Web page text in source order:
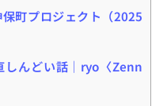
町プロジェクト（2025
しんどい話｜ryo〈Zenn